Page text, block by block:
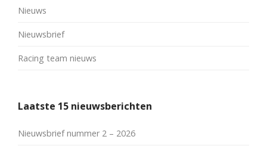
Nieuws
Nieuwsbrief
Racing team nieuws
Laatste 15 nieuwsberichten
Nieuwsbrief nummer 2 – 2026